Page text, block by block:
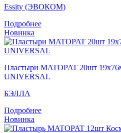
Essity (ЭВОКОМ)
Подробнее
Новинка
Пластыри MATOPAT 20шт
UNIVERSAL
БЭЛЛА
Подробнее
Новинка